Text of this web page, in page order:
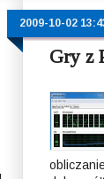
2009-10-02
Gry z